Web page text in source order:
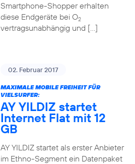
Smartphone-Shopper erhalten
diese Endgeräte bei O2
vertragsunabhängig und […]
02. Februar 2017
MAXIMALE MOBILE FREIHEIT FÜR
VIELSURFER:
AY YILDIZ startet
Internet Flat mit 12
GB
AY YILDIZ startet als erster Anbieter
im Ethno-Segment ein Datenpaket